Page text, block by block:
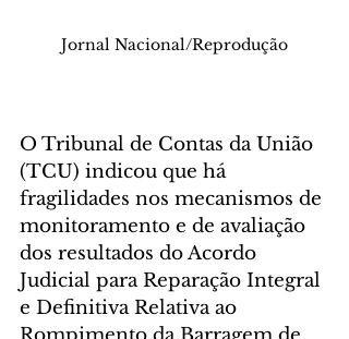
Jornal Nacional/Reprodução
O Tribunal de Contas da União
(TCU) indicou que há
fragilidades nos mecanismos de
monitoramento e de avaliação
dos resultados do Acordo
Judicial para Reparação Integral
e Definitiva Relativa ao